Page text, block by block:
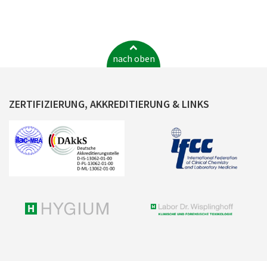
nach oben
ZERTIFIZIERUNG, AKKREDITIERUNG & LINKS